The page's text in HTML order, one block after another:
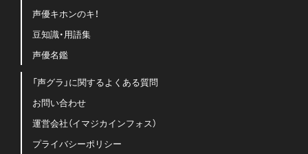
声優キホンのキ！
豆知識・用語集
声優名鑑
「声グラ」に関するよくある質問
お問い合わせ
運営会社（イマジカインフォス）
プライバシーポリシー